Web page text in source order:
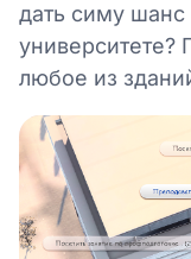
дать симу шанс
любое из